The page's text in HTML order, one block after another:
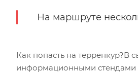
На маршруте
Как попасть на терренкур?В
информационными стендами